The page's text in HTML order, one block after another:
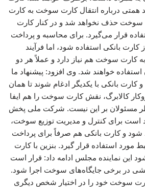
درباره انتقال کارت سوخت به کارت
سوخت حذف نخواهد شد و در کنار کارت
قرار می‌گیرد. برای محاسبه و پرداخت
کارت بانکی استفاده شود، اما فرآیند
کارت سوخت هم نیاز دارد و عملاً هر دو
خواهند شد. وی افزود: پیشنهاد ما
بانکی با یکدیگر ادغام شوند تا همان
کالابرگ، نقش کارت سوخت را هم ایفا
مسئولان بر این نیست. شرکت ملی پخش
است برای کنترل و مدیریت توزیع سوخت،
و کارت بانکی هم صرفاً برای پرداخت
مورد استفاده قرار گیرد. بنزین با کارت
این نماینده مجلس ادامه داد: قرار است
در برخی جایگاه‌های سوخت اجرا شود.
سوخت خود را در اختیار شخص دیگری